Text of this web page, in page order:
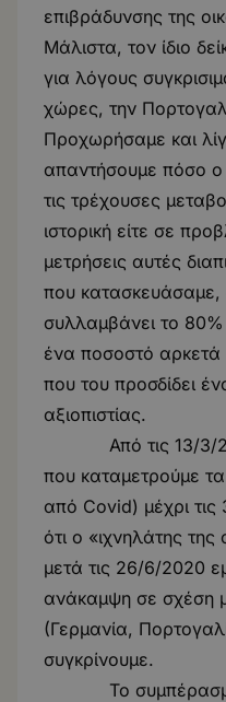
επιβράδυνσης της
Μάλιστα, τον ίδιο
για λόγους
χώρες, την
Προχωρήσαμε και
απαντήσουμε πόσο ο
τις τρέχουσες
ιστορική είτε σε
μετρήσεις αυτές
που κατασκευάσαμε,
συλλαμβάνει το
ένα ποσοστό αρκετά
που του προσδίδει
αξιοπιστίας.
Από τις 13/3/
που καταμετρούμε
από Covid) μέχρι
ότι ο «ιχνηλάτης
μετά τις 26/6/2020
ανάκαμψη σε σχέση
(Γερμανία,
συγκρίνουμε.
Το συμπέρασμα